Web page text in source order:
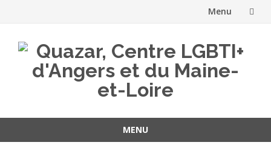
Menu
contenu
MENU